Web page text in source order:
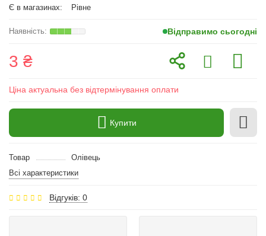
Є в магазинах:
Рівне
Відправимо сьогодні
3 ₴
Ціна актуальна без відтермінування оплати
Купити
Товар
Олівець
Всі характеристики
Відгуків: 0